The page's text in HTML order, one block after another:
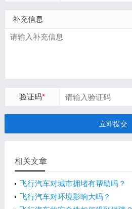
补充信息
验证码*
立即提交
相关文章
飞行汽车对城市拥堵有帮助吗？
飞行汽车对环境影响大吗？